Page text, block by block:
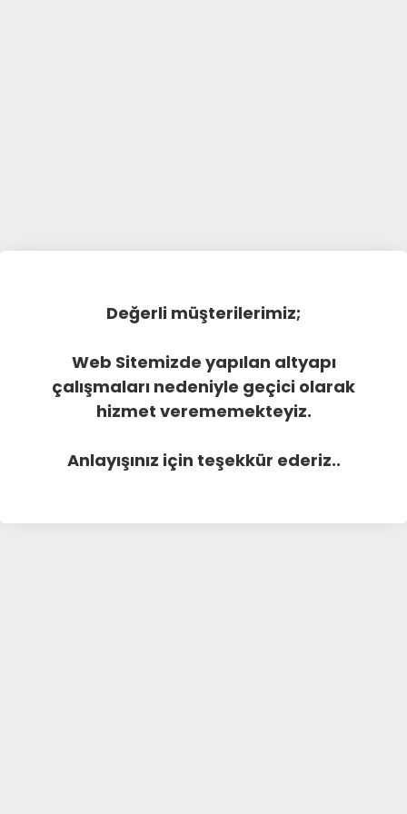
Değerli müşterilerimiz;
Web Sitemizde yapılan altyapı
çalışmaları nedeniyle geçici olarak
hizmet verememekteyiz.
Anlayışınız için teşekkür ederiz..